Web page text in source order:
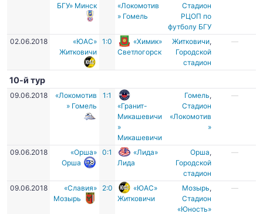
БГУ» Минск
«Локомотив
» Гомель
Стадион
РЦОП по
футболу БГУ
02.06.2018
«ЮАС»
Житковичи
1:0
«Химик»
Светлогорск
Житковичи,
Городской
стадион
—
10-й тур
09.06.2018
«Локомотив
» Гомель
1:1
«Гранит-
Микашевичи
»
Микашевичи
Гомель,
Стадион
«Локомотив
»
—
09.06.2018
«Орша»
Орша
0:1
«Лида»
Лида
Орша,
Городской
стадион
—
09.06.2018
«Славия»
Мозырь
2:0
«ЮАС»
Житковичи
Мозырь,
Стадион
«Юность»
—